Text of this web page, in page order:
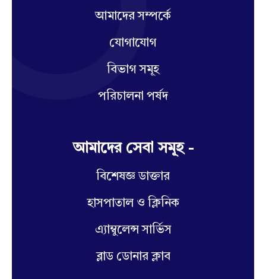
আমাদের সম্পর্কে
যোগাযোগ
বিভাগ সমূহ
পরিচালনা পর্ষদ
আমাদের সেবা সমূহ -
বিশেষজ্ঞ ডাক্তার
হাসপাতাল ও ক্লিনিক
এ্যাম্বুলেন্স সার্ভিস
ব্লাড ডোনার ক্লাব